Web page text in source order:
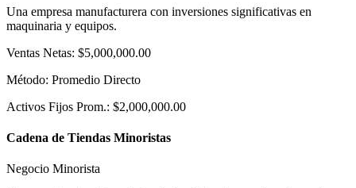
Una empresa manufacturera con inversiones significativas en
maquinaria y equipos.
Ventas Netas: $5,000,000.00
Método: Promedio Directo
Activos Fijos Prom.: $2,000,000.00
Cadena de Tiendas Minoristas
Negocio Minorista